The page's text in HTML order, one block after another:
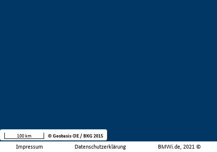
Impressum Datenschutzerklärung BMWi.de, 2021 ©
100 km © Geobasis-DE / BKG 2015